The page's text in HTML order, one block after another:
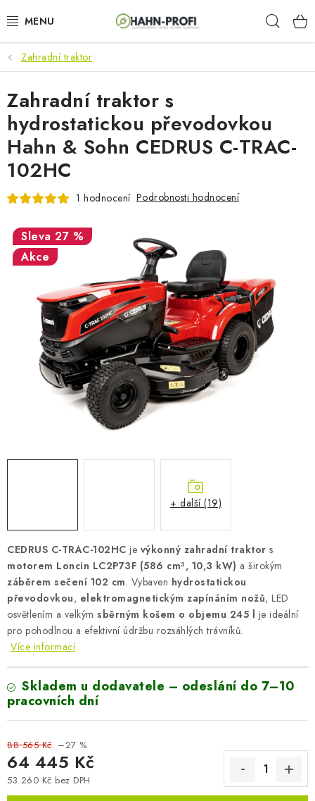
na
KLIMATIZACE
ELEKTROCENTRÁLY
ZAHRADNÍ TECHNIKA
STAVEBNÍ TECHNIKA
AKU NÁŘADÍ
ODVLHČOVAČE
AKUMULAČNÍ KAMNA
ELEKTRICKÉ KRBY
OUTLET
Obchodní podmínky FAQ
Zpětný odběr elektrozařízení a baterií
Zahradní traktor
CEDRUS C-TRAC-102HC je výkonný zahradní traktor s
motorem Loncin LC2P73F (586 cm³, 10,3 kW) a širokým
záběrem sečení 102 cm. Vybaven hydrostatickou
převodovkou, elektromagnetickým zapínáním nožů, LED
osvětlením a velkým sběrným košem o objemu 245 l je ideální
pro pohodlnou a efektivní údržbu rozsáhlých trávníků.
Více informací
Skladem u dodavatele – odeslání do 7–10
pracovních dní
88 565 Kč –27 %
64 445 Kč
53 260 Kč bez DPH
Měrná cena:
Zahradní traktor s
hydrostatickou převodovkou
Hahn & Sohn CEDRUS C-TRAC-
102HC
1 hodnocení Podrobnosti hodnocení
27 %
Akce
+ další (19)